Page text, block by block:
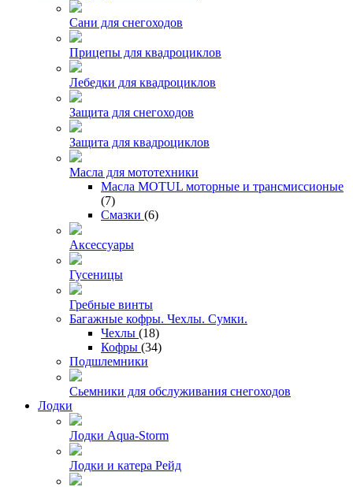
Сани для снегоходов
Прицепы для квадроциклов
Лебедки для квадроциклов
Защита для снегоходов
Защита для квадроциклов
Масла для мототехники
Масла MOTUL моторные и трансмиссионые
(7)
Смазки (6)
Аксессуары
Гусеницы
Гребные винты
Багажные кофры. Чехлы. Сумки.
Чехлы (18)
Кофры (34)
Подшлемники
Сьемники для обслуживания снегоходов
Лодки
Лодки Aqua-Storm
Лодки и катера Рейд